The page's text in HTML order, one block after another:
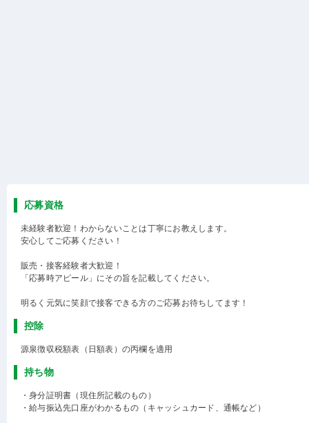
応募資格
未経験者歓迎！わからないことは丁寧にお教えします。
安心してご応募ください！
販売・接客経験者大歓迎！
「応募時アピール」にその旨を記載してください。
明るく元気に笑顔で接客できる方のご応募お待ちしてます！
控除
源泉徴収税額表（日額表）の丙欄を適用
持ち物
・身分証明書（現住所記載のもの）
・給与振込先口座がわかるもの（キャッシュカード、通帳など）